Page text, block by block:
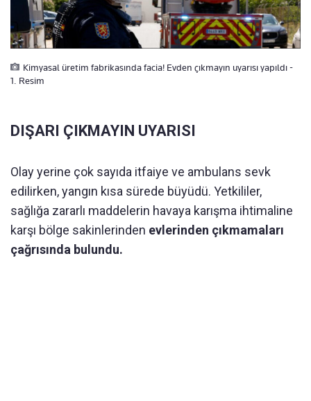
Kimyasal üretim fabrikasında facia! Evden çıkmayın uyarısı yapıldı -
1. Resim
DIŞARI ÇIKMAYIN UYARISI
Olay yerine çok sayıda itfaiye ve ambulans sevk
edilirken, yangın kısa sürede büyüdü. Yetkililer,
sağlığa zararlı maddelerin havaya karışma ihtimaline
karşı bölge sakinlerinden evlerinden çıkmamaları
çağrısında bulundu.